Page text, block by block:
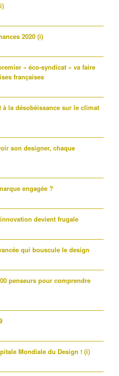
2020 (i)
« éco-syndicat » va faire
françaises
la désobéissance sur le climat
son designer, chaque
engagée ?
devient frugale
qui bouscule le design
penseurs pour comprendre
Mondiale du Design ! (i)